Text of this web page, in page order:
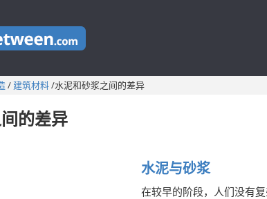
/建筑材料/水泥和砂浆之间的差异
的差异
水泥与砂浆
在较早的阶段，人们没有